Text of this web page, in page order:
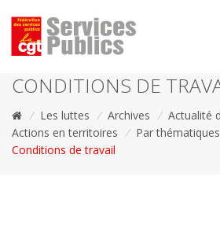
CONDITIONS DE
/ Les luttes / Archives / Actualité
Actions en territoires / Par thématiques
Conditions de travail